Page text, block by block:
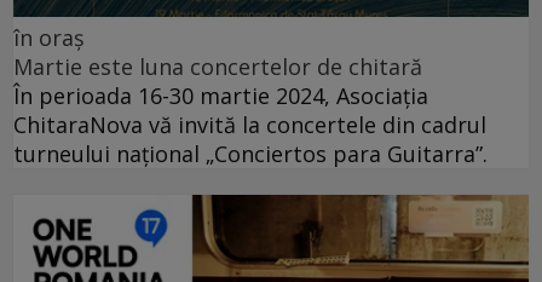
în oraș
Martie este luna concertelor de chitară
În perioada 16-30 martie 2024, Asociația
ChitaraNova vă invită la concertele din cadrul
turneului național „Conciertos para Guitarra”.